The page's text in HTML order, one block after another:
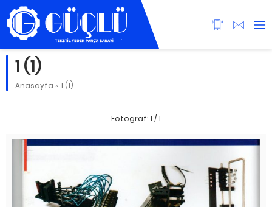
1 (1)
Anasayfa » 1 (1)
Fotoğraf: 1 / 1